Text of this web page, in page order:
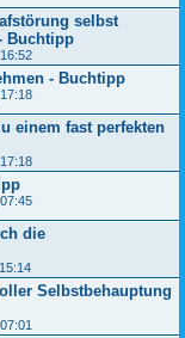
selbst
Buchtipp
- Buchtipp
einem fast perfekten
die
Selbstbehauptung